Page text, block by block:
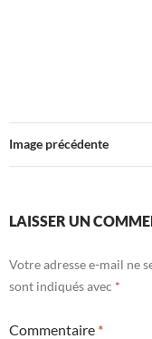
Image précédente
LAISSER UN
Votre adresse e-mail ne
sont indiqués avec *
Commentaire *